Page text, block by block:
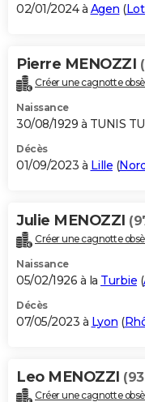
02/01/2024 à Agen (
Pierre MENOZZI
Créer une cagnotte
Naissance
30/08/1929 à TUNIS
Décès
01/09/2023 à Lille (
Julie MENOZZI
Créer une cagnotte
Naissance
05/02/1926 à la Turbie (
Décès
07/05/2023 à Lyon (
Leo MENOZZI
Créer une cagnotte